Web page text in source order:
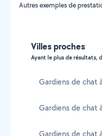
Autres exemples de
Villes proches
Ayant le plus de résultats,
Gardiens de chat
Gardiens de chat
Gardiens de chat